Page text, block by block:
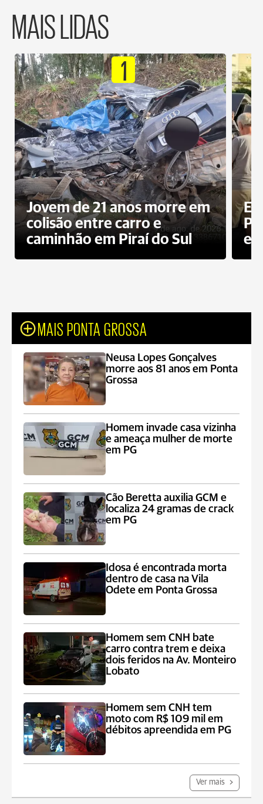
MAIS LIDAS
1
Jovem de 21 anos morre em
colisão entre carro e
caminhão em Piraí do Sul
MAIS PONTA GROSSA
Neusa Lopes Gonçalves
morre aos 81 anos em Ponta
Grossa
Homem invade casa vizinha
e ameaça mulher de morte
em PG
Cão Beretta auxilia GCM e
localiza 24 gramas de crack
em PG
Idosa é encontrada morta
dentro de casa na Vila
Odete em Ponta Grossa
Homem sem CNH bate
carro contra trem e deixa
dois feridos na Av. Monteiro
Lobato
Homem sem CNH tem
moto com R$ 109 mil em
débitos apreendida em PG
Ver mais